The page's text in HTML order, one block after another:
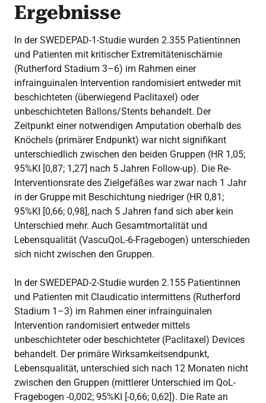
Ergebnisse
In der SWEDEPAD-1-Studie wurden 2.355 Patientinnen
und Patienten mit kritischer Extremitätenischämie
(Rutherford Stadium 3–6) im Rahmen einer
infrainguinalen Intervention randomisiert entweder mit
beschichteten (überwiegend Paclitaxel) oder
unbeschichteten Ballons/Stents behandelt. Der
Zeitpunkt einer notwendigen Amputation oberhalb des
Knöchels (primärer Endpunkt) war nicht signifikant
unterschiedlich zwischen den beiden Gruppen (HR 1,05;
95%KI [0,87; 1,27] nach 5 Jahren Follow-up). Die Re-
Interventionsrate des Zielgefäßes war zwar nach 1 Jahr
in der Gruppe mit Beschichtung niedriger (HR 0,81;
95%KI [0,66; 0,98], nach 5 Jahren fand sich aber kein
Unterschied mehr. Auch Gesamtmortalität und
Lebensqualität (VascuQoL-6-Fragebogen) unterschieden
sich nicht zwischen den Gruppen.
In der SWEDEPAD-2-Studie wurden 2.155 Patientinnen
und Patienten mit Claudicatio intermittens (Rutherford
Stadium 1–3) im Rahmen einer infrainguinalen
Intervention randomisiert entweder mittels
unbeschichteter oder beschichteter (Paclitaxel) Devices
behandelt. Der primäre Wirksamkeitsendpunkt,
Lebensqualität, unterschied sich nach 12 Monaten nicht
zwischen den Gruppen (mittlerer Unterschied im QoL-
Fragebogen -0,002; 95%KI [-0,66; 0,62]). Die Rate an